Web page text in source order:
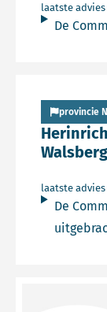
laatste
De
provincie
laatste
De